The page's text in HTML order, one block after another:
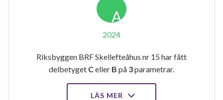
A
2024
Riksbyggen BRF Skellefteåhus nr 15 har fått
delbetyget Celler B på 3parametrar.
LÄS MER